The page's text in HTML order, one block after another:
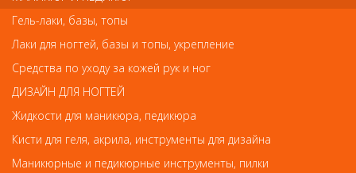
Напишите свой отзыв
Комментарий
Имя
Гель-лаки, базы, топы
Лаки для ногтей, базы и топы, укрепление
Средства по уходу за кожей рук и ног
ДИЗАЙН ДЛЯ НОГТЕЙ
Жидкости для маникюра, педикюра
Кисти для геля, акрила, инструменты для дизайна
Маникюрные и педикюрные инструменты, пилки